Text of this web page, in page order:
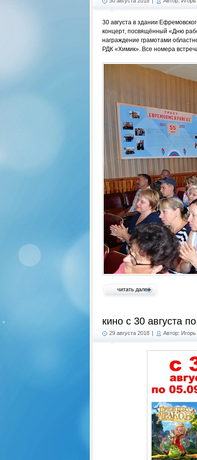
30 августа в здании
концерт, посвящённый «Дню
награждение грамотами
РДК «Химик». Все номера
читать далее
кино с 30 августа
29 августа 2018 | Автор: